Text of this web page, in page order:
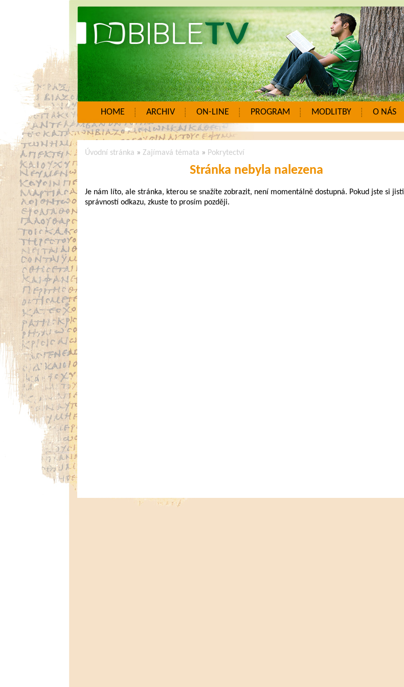
HOME ARCHIV ON-LINE PROGRAM MODLITBY O NÁS
Úvodní stránka » Zajímavá témata » Pokrytectví
Stránka nebyla nalezena
Je nám líto, ale stránka, kterou se snažíte zobrazit, není momentálně dostupná. Pokud jste si jisti
správností odkazu, zkuste to prosím později.